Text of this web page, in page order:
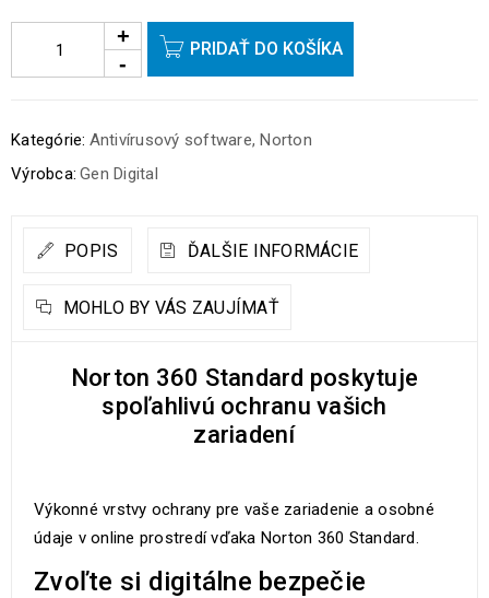
PRIDAŤ DO KOŠÍKA
Kategórie: Antivírusový software,Norton
Výrobca: Gen Digital
POPIS ĎALŠIE INFORMÁCIE
MOHLO BY VÁS ZAUJÍMAŤ
Norton 360 Standard poskytuje
spoľahlivú ochranu vašich
zariadení
Výkonné vrstvy ochrany pre vaše zariadenie a osobné
údaje v online prostredí vďaka Norton 360 Standard.
Zvoľte si digitálne bezpečie